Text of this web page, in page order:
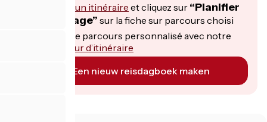
Consultez un itinéraire et cliquez sur “Planifier
mon voyage” sur la fiche sur parcours choisi
Créez votre parcours personnalisé avec notre
planificateur d’itinéraire
Een nieuw reisdagboek maken